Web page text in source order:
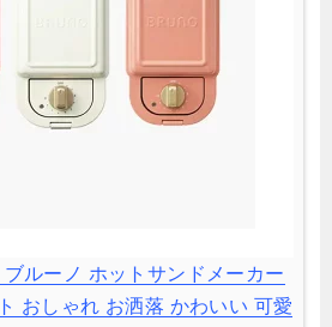
ブルーノ ホットサンドメーカー
おしゃれ お洒落 かわいい 可愛